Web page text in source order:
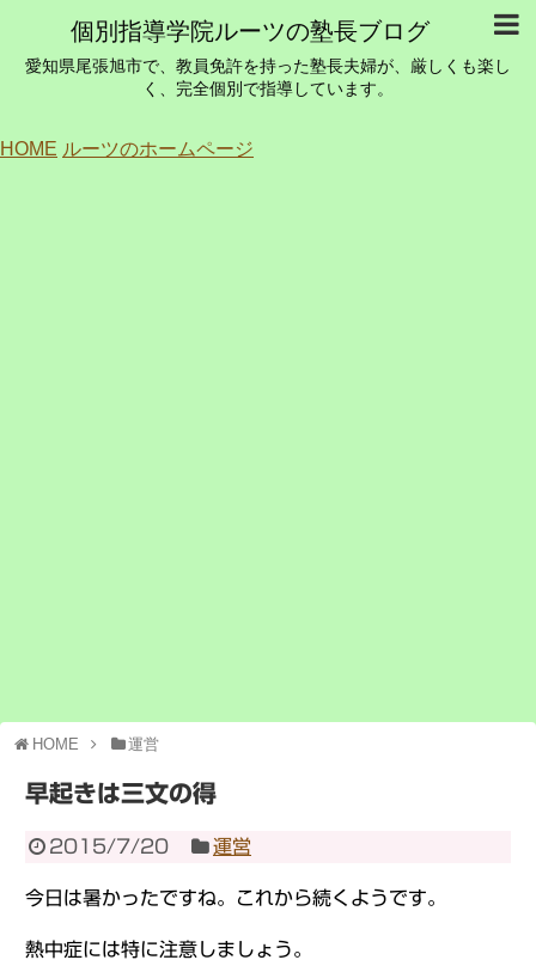
個別指導学院ルーツの塾長ブログ
愛知県尾張旭市で、教員免許を持った塾長夫婦が、厳しくも楽し
く、完全個別で指導しています。
HOME ルーツのホームページ
HOME 運営
早起きは三文の得
2015/7/20 運営
今日は暑かったですね。これから続くようです。
熱中症には特に注意しましょう。